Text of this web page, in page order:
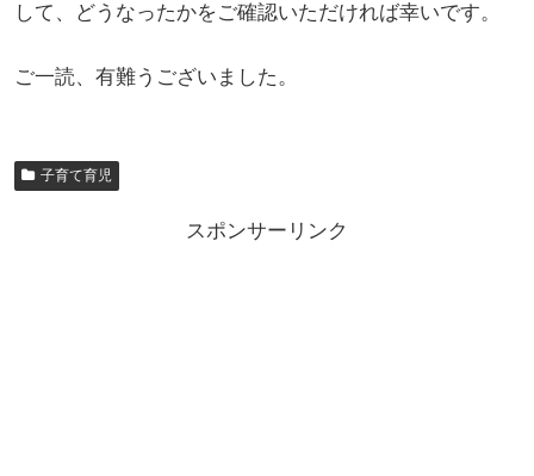
して、どうなったかをご確認いただければ幸いです。
ご一読、有難うございました。
子育て育児
スポンサーリンク